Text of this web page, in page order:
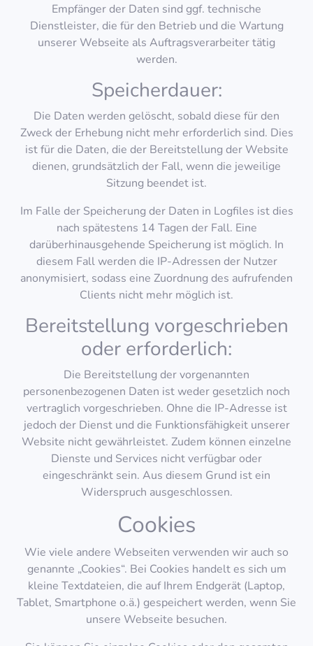
Empfänger der Daten sind ggf. technische
Dienstleister, die für den Betrieb und die Wartung
unserer Webseite als Auftragsverarbeiter tätig
werden.
Speicherdauer:
Die Daten werden gelöscht, sobald diese für den
Zweck der Erhebung nicht mehr erforderlich sind. Dies
ist für die Daten, die der Bereitstellung der Website
dienen, grundsätzlich der Fall, wenn die jeweilige
Sitzung beendet ist.
Im Falle der Speicherung der Daten in Logfiles ist dies
nach spätestens 14 Tagen der Fall. Eine
darüberhinausgehende Speicherung ist möglich. In
diesem Fall werden die IP-Adressen der Nutzer
anonymisiert, sodass eine Zuordnung des aufrufenden
Clients nicht mehr möglich ist.
Bereitstellung vorgeschrieben
oder erforderlich:
Die Bereitstellung der vorgenannten
personenbezogenen Daten ist weder gesetzlich noch
vertraglich vorgeschrieben. Ohne die IP-Adresse ist
jedoch der Dienst und die Funktionsfähigkeit unserer
Website nicht gewährleistet. Zudem können einzelne
Dienste und Services nicht verfügbar oder
eingeschränkt sein. Aus diesem Grund ist ein
Widerspruch ausgeschlossen.
Cookies
Wie viele andere Webseiten verwenden wir auch so
genannte „Cookies“. Bei Cookies handelt es sich um
kleine Textdateien, die auf Ihrem Endgerät (Laptop,
Tablet, Smartphone o.ä.) gespeichert werden, wenn Sie
unsere Webseite besuchen.